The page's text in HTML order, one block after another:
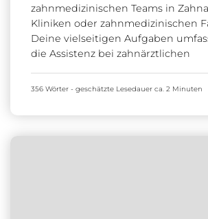
zahnmedizinischen Teams in
Kliniken oder zahnmedizinischen
Deine vielseitigen Aufgaben
die Assistenz bei zahnärztlichen
356 Wörter - geschätzte Lesedauer ca. 2 Minuten